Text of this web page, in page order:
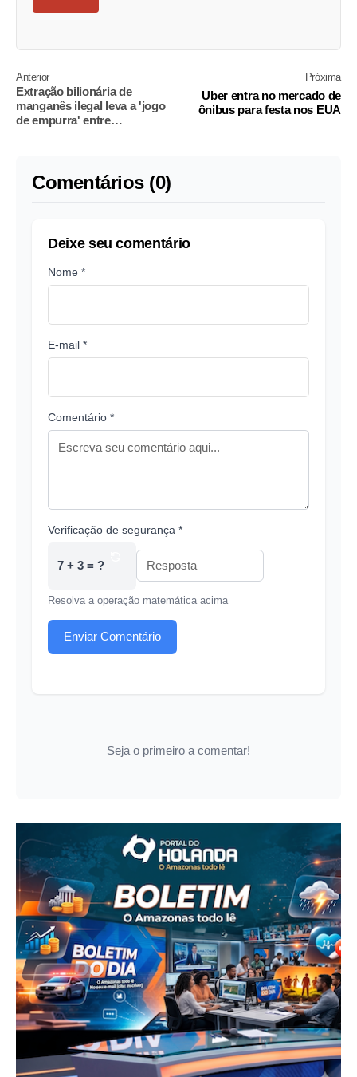
Anterior
Extração bilionária de
manganês ilegal leva a 'jogo
de empurra' entre
Próxima
Uber entra no mercado de
ônibus para festa nos EUA
Comentários (0)
Deixe seu comentário
Nome *
E-mail *
Comentário *
Verificação de segurança *
7 + 3 = ?
Resolva a operação matemática acima
Enviar Comentário
Seja o primeiro a comentar!